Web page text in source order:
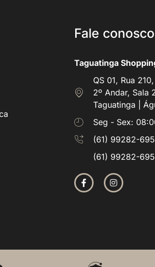
Fale conosco
Taguatinga
QS 01, Rua
2º Andar, Sala
Taguatinga |
Seg - Sex:
(61) 99282-
(61) 99282-